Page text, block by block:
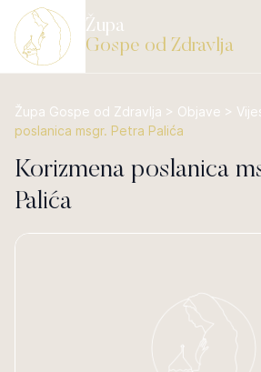
Župa
Gospe od Zdravlja
Župa Gospe od Zdravlja > Objave >
poslanica msgr. Petra Palića
Korizmena poslanica
Palića